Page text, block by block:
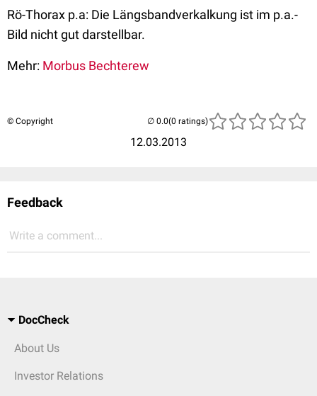
Rö-Thorax p.a: Die Längsbandverkalkung ist im p.a.-
Bild nicht gut darstellbar.
Mehr: Morbus Bechterew
© Copyright
12.03.2013
(0 ratings)
Feedback
Write a comment...
DocCheck
About Us
Investor Relations